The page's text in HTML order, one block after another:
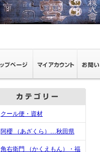
クール便・資材
阿櫻 （あざくら）…秋田県
角右衛門 （かくえもん）・福